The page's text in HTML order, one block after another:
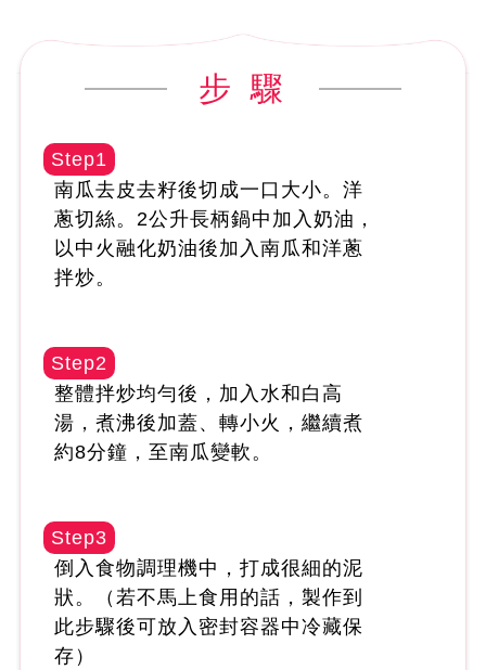
步 驟
Step1
南瓜去皮去籽後切成一口大小。洋
蔥切絲。2公升長柄鍋中加入奶油，
以中火融化奶油後加入南瓜和洋蔥
拌炒。
Step2
整體拌炒均勻後，加入水和白高
湯，煮沸後加蓋、轉小火，繼續煮
約8分鐘，至南瓜變軟。
Step3
倒入食物調理機中，打成很細的泥
狀。（若不馬上食用的話，製作到
此步驟後可放入密封容器中冷藏保
存）